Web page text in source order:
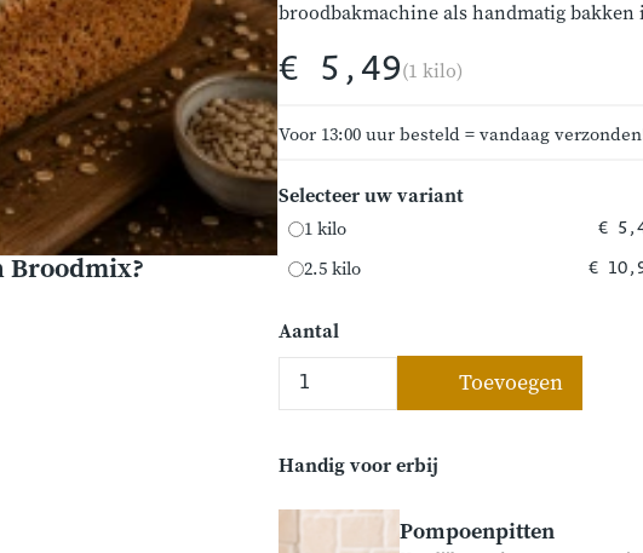
Broodmix?
broodbakmachine als handmatig bakken
€ 5,49(1 kilo)
Voor 13:00 uur besteld = vandaag
Selecteer uw variant
1 kilo €
2.5 kilo €
Aantal
Toevoegen
Handig voor erbij
Pompoenpitten